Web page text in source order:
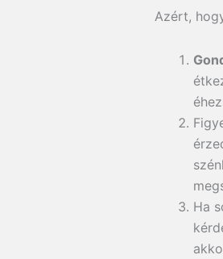
Azért,
Ha